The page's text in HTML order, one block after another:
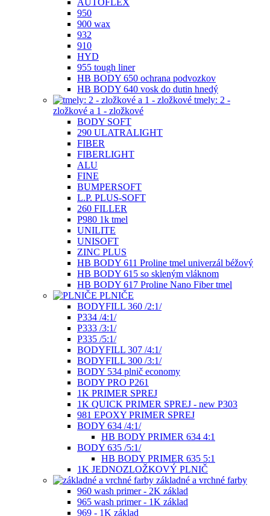
AUTOFLEX
950
900 wax
932
910
HYD
955 tough liner
HB BODY 650 ochrana podvozkov
HB BODY 640 vosk do dutin hnedý
tmely: 2 -
zložkové a 1 - zložkové
BODY SOFT
290 ULATRALIGHT
FIBER
FIBERLIGHT
ALU
FINE
BUMPERSOFT
L.P. PLUS-SOFT
260 FILLER
P980 1k tmel
UNILITE
UNISOFT
ZINC PLUS
HB BODY 611 Proline tmel univerzál béžový
HB BODY 615 so skleným vláknom
HB BODY 617 Proline Nano Fiber tmel
PLNIČE
BODYFILL 360 /2:1/
P334 /4:1/
P333 /3:1/
P335 /5:1/
BODYFILL 307 /4:1/
BODYFILL 300 /3:1/
BODY 534 plnič economy
BODY PRO P261
1K PRIMER SPREJ
1K QUICK PRIMER SPREJ - new P303
981 EPOXY PRIMER SPREJ
BODY 634 /4:1/
HB BODY PRIMER 634 4:1
BODY 635 /5:1/
HB BODY PRIMER 635 5:1
1K JEDNOZLOŽKOVÝ PLNIČ
základné a vrchné farby
960 wash primer - 2K základ
965 wash primer - 1K základ
969 - 1K základ